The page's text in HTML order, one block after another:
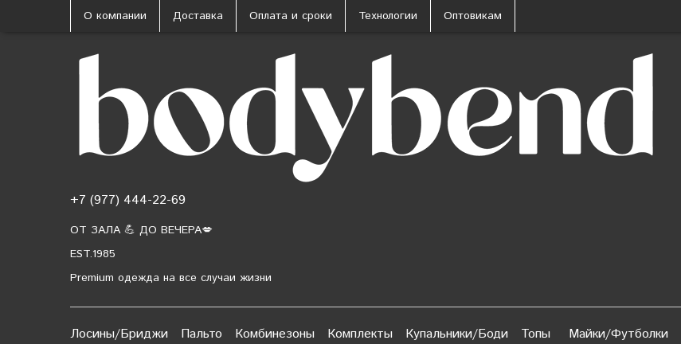
О компании Доставка Оплата и сроки Технологии Оптовикам
+7 (977) 444-22-69
ОТ ЗАЛА 💪 ДО ВЕЧЕРА💋
EST.1985
Premium одежда на все случаи жизни
Лосины/Бриджи Пальто Комбинезоны Комплекты Купальники/Боди Топы Майки/Футболки